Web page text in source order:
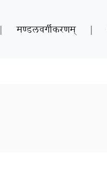
| मण्डलवर्गीकरणम् |